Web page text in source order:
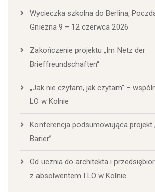
Wycieczka szkolna do Berlina,
Gniezna 9 – 12 czerwca 2026
Zakończenie projektu „Im Netz der
Brieffreundschaften“
„Jak nie czytam, jak czytam” –
LO w Kolnie
Konferencja podsumowująca projekt
Barier”
Od ucznia do architekta i
z absolwentem I LO w Kolnie